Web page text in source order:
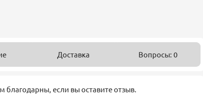
Доставка Вопросы: 0
благодарны, если вы оставите отзыв.